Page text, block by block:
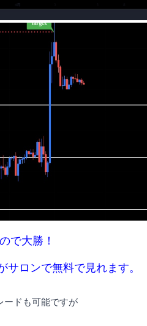
で大勝！
ロンで無料で見れます。
ードも可能ですが